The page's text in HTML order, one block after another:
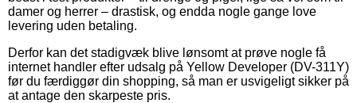
damer og herrer – drastisk, og endda nogle gange love
levering uden betaling.
Derfor kan det stadigvæk blive lønsomt at prøve nogle få
internet handler efter udsalg på Yellow Developer (DV-311Y)
før du færdiggør din shopping, så man er usvigeligt sikker på
at antage den skarpeste pris.